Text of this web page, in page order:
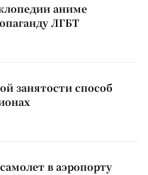
аниме
ЛГБТ
занятости способ
в аэропорту